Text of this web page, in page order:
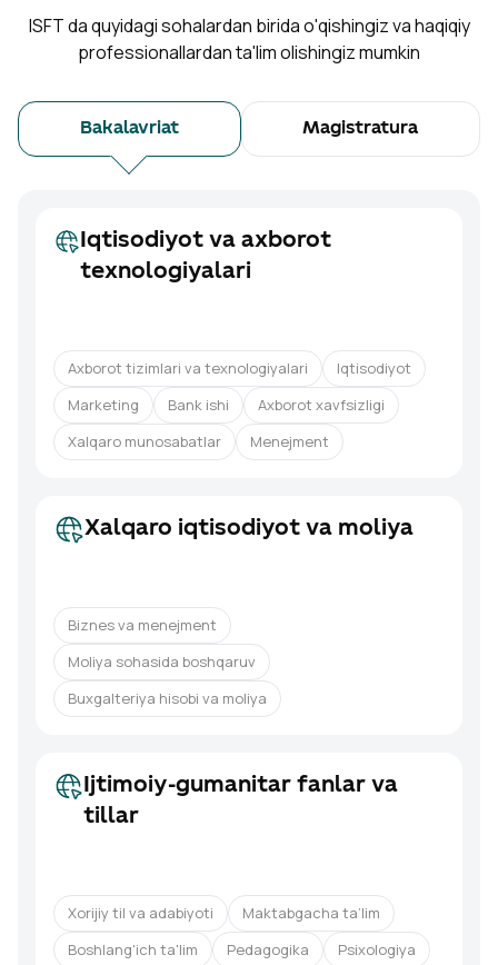
ISFT da quyidagi sohalardan birida o'qishingiz va haqiqiy
professionallardan ta'lim olishingiz mumkin
Bakalavriat Magistratura
Iqtisodiyot va axborot
texnologiyalari
Axborot tizimlari va texnologiyalari
Iqtisodiyot
Marketing
Bank ishi
Axborot xavfsizligi
Xalqaro munosabatlar
Menejment
Xalqaro iqtisodiyot va moliya
Biznes va menejment
Moliya sohasida boshqaruv
Buxgalteriya hisobi va moliya
Ijtimoiy-gumanitar fanlar va
tillar
Xorijiy til va adabiyoti
Maktabgacha ta’lim
Boshlang'ich ta'lim
Pedagogika
Psixologiya